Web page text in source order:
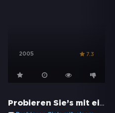
2005 7.3
Probieren Sie’s mit einem Jüngeren